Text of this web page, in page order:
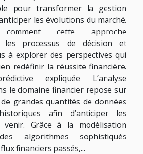
pour transformer la gestion
les évolutions du marché.
comment cette approche
les processus de décision et
à explorer des perspectives qui
redéfinir la réussite financière.
expliquée L’analyse
le domaine financier repose sur
grandes quantités de données
afin d’anticiper les
venir. Grâce à la modélisation
algorithmes sophistiqués
financiers passés,...